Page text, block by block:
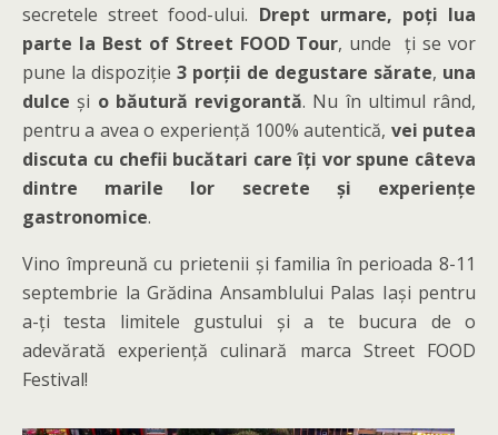
secretele street food-ului. Drept urmare, poți lua
parte la Best of Street FOOD Tour, unde ți se vor
pune la dispoziție 3 porții de degustare sărate, una
dulce și o băutură revigorantă. Nu în ultimul rând,
pentru a avea o experiență 100% autentică, vei putea
discuta cu chefii bucătari care îți vor spune câteva
dintre marile lor secrete și experiențe
gastronomice.
Vino împreună cu prietenii și familia în perioada 8-11
septembrie la Grădina Ansamblului Palas Iași pentru
a-ți testa limitele gustului și a te bucura de o
adevărată experiență culinară marca Street FOOD
Festival!